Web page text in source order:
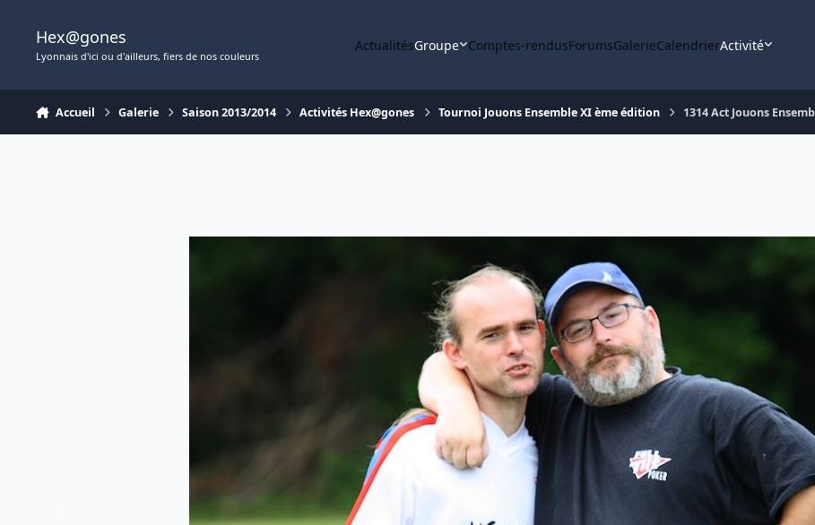
Hex@gones
Lyonnais d'ici ou d'ailleurs, fiers de nos couleurs
ActualitésGroupe Comptes-rendusForumsGalerieCalendrierActivité
Accueil Galerie Saison 2013/2014 Activités Hex@gones Tournoi Jouons Ensemble XI ème édition 1314 Act Jouons